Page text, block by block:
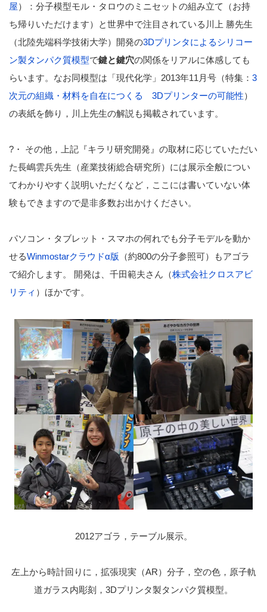
屋）：分子模型モル・タロウのミニセットの組み立て（お持
ち帰りいただけます）と世界中で注目されている川上 勝先生
（北陸先端科学技術大学）開発の3Dプリンタによるシリコー
ン製タンパク質模型で鍵と鍵穴の関係をリアルに体感しても
らいます。なお同模型は「現代化学」2013年11月号（特集： 3
次元の組織・材料を自在につくる 3Dプリンターの可能性）
の表紙を飾り，川上先生の解説も掲載されています。
?・ その他，上記『キラリ研究開発』の取材に応じていただい
た長嶋雲兵先生（産業技術総合研究所）には展示全般につい
てわかりやすく説明いただくなど，ここには書いていない体
験もできますので是非多数お出かけください。
パソコン・タブレット・スマホの何れでも分子モデルを動か
せるWinmostarクラウドα版
（約800の分子参照可）もアゴラ
で紹介します。 開発は、千田範夫さん（株式会社クロスアビ
リティ ）ほかです。
2012アゴラ，テーブル展示。
左上から時計回りに，拡張現実（AR）分子，空の色，原子軌
道ガラス内彫刻，3Dプリンタ製タンパク質模型。